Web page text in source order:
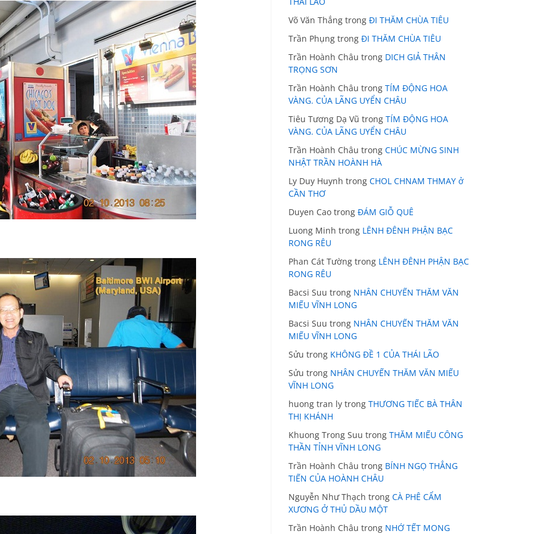
Võ Văn Thắng trong ĐI THĂM CHÙA TIÊU
Trần Phụng trong ĐI THĂM CHÙA TIÊU
Trần Hoành Châu trong DICH GIẢ THÂN
TRỌNG SƠN
Trần Hoành Châu trong TÍM ĐỘNG HOA
VÀNG. CỦA LÃNG UYỂN CHÂU
Tiêu Tương Dạ Vũ trong TÍM ĐỘNG HOA
VÀNG. CỦA LÃNG UYỂN CHÂU
Trần Hoành Châu trong CHÚC MỪNG SINH
NHẬT TRẦN HOÀNH HÀ
Ly Duy Huynh trong CHOL CHNAM THMAY ở
CẦN THƠ
Duyen Cao trong ĐÁM GIỖ QUÊ
Luong Minh trong LÊNH ĐÊNH PHẬN BẠC
RONG RÊU
Phan Cát Tường trong LÊNH ĐÊNH PHẬN BẠC
RONG RÊU
Bacsi Suu trong NHÂN CHUYẾN THĂM VĂN
MIẾU VĨNH LONG
Bacsi Suu trong NHÂN CHUYẾN THĂM VĂN
MIẾU VĨNH LONG
Sửu trong KHÔNG ĐỀ 1 CỦA THÁI LÃO
Sửu trong NHÂN CHUYẾN THĂM VĂN MIẾU
VĨNH LONG
huong tran ly trong THƯƠNG TIẾC BÀ THÂN
THỊ KHÁNH
Khuong Trong Suu trong THĂM MIẾU CÔNG
THẦN TỈNH VĨNH LONG
Trần Hoành Châu trong BÍNH NGỌ THẲNG
TIẾN CỦA HOÀNH CHÂU
Nguyễn Như Thạch trong CÀ PHÊ CẨM
XƯƠNG Ở THỦ DẦU MỘT
Trần Hoành Châu trong NHỚ TẾT MONG